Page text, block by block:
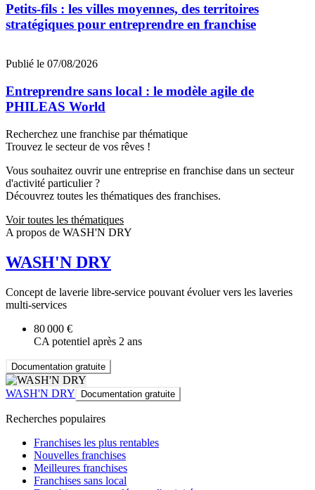
Petits-fils : les villes moyennes, des territoires
stratégiques pour entreprendre en franchise
Publié le 07/08/2026
Entreprendre sans local : le modèle agile de
PHILEAS World
Recherchez une franchise par thématique
Trouvez le secteur de vos rêves !
Vous souhaitez ouvrir une entreprise en franchise dans un secteur
d'activité particulier ?
Découvrez toutes les thématiques des franchises.
Voir toutes les thématiques
A propos de WASH'N DRY
WASH'N DRY
Concept de laverie libre-service pouvant évoluer vers les laveries
multi-services
80 000 €
CA potentiel après 2 ans
Documentation gratuite
WASH'N DRY Documentation gratuite
Recherches populaires
Franchises les plus rentables
Nouvelles franchises
Meilleures franchises
Franchises sans local